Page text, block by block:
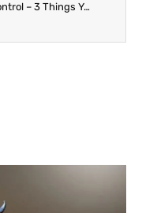
Pest Control – 3 Things You Might be Trying that WON’T Work